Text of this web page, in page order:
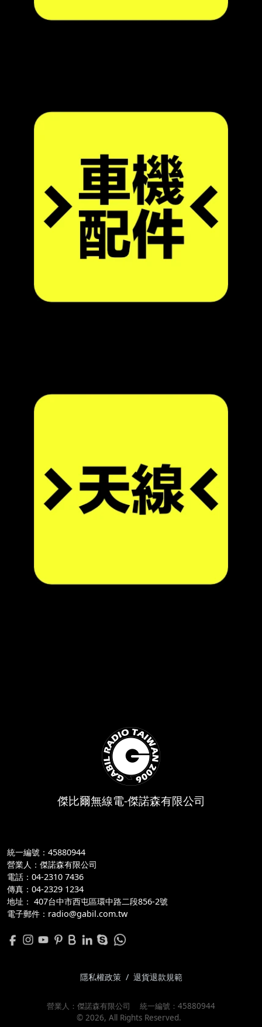
傑比爾無線電-傑諾森有限公司
統一編號：45880944
營業人：傑諾森有限公司
電話：04-2310 7436
傳真：04-2329 1234
地址： 407台中市西屯區環中路二段856-2號
電子郵件：radio@gabil.com.tw
隱私權政策/ 退貨退款規範
營業人： 傑諾森有限公司 統一編號： 45880944
© 2026, All Rights Reserved.